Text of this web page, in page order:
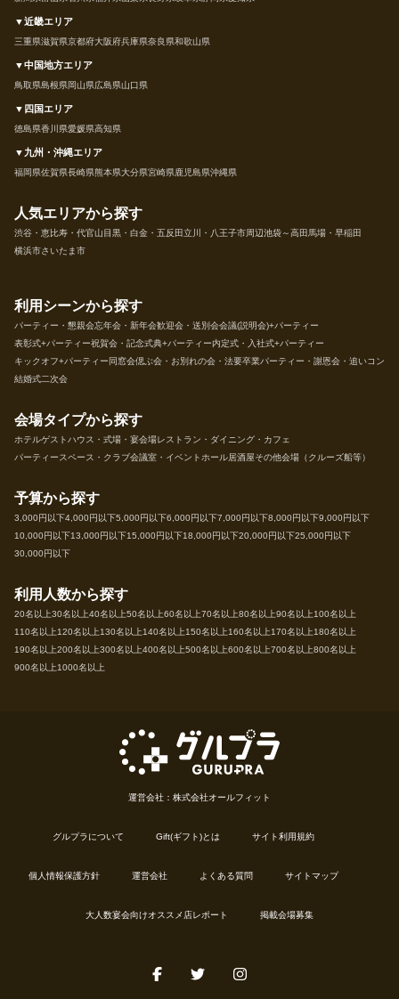
▼近畿エリア
三重県滋賀県京都府大阪府兵庫県奈良県和歌山県
▼中国地方エリア
鳥取県島根県岡山県広島県山口県
▼四国エリア
徳島県香川県愛媛県高知県
▼九州・沖縄エリア
福岡県佐賀県長崎県熊本県大分県宮崎県鹿児島県沖縄県
人気エリアから探す
渋谷・恵比寿・代官山目黒・白金・五反田立川・八王子市周辺池袋～高田馬場・早稲田
横浜市さいたま市
利用シーンから探す
パーティー・懇親会忘年会・新年会歓迎会・送別会会議(説明会)+パーティー
表彰式+パーティー祝賀会・記念式典+パーティー内定式・入社式+パーティー
キックオフ+パーティー 同窓会偲ぶ会・お別れの会・法要卒業パーティー・謝恩会・追いコン
結婚式二次会
会場タイプから探す
ホテルゲストハウス・式場・宴会場レストラン・ダイニング・カフェ
パーティースペース・クラブ会議室・イベントホール居酒屋その他会場（クルーズ船等）
予算から探す
3,000円以下4,000円以下5,000円以下6,000円以下7,000円以下8,000円以下9,000円以下
10,000円以下13,000円以下15,000円以下18,000円以下20,000円以下25,000円以下
30,000円以下
利用人数から探す
20名以上30名以上40名以上50名以上60名以上70名以上80名以上90名以上100名以上
110名以上120名以上130名以上140名以上150名以上160名以上170名以上180名以上
190名以上200名以上300名以上400名以上500名以上600名以上700名以上800名以上
900名以上1000名以上
運営会社：株式会社オールフィット
グルプラについて Gift(ギフト)とは サイト利用規約
個人情報保護方針 運営会社 よくある質問 サイトマップ
大人数宴会向けオススメ店レポート 掲載会場募集